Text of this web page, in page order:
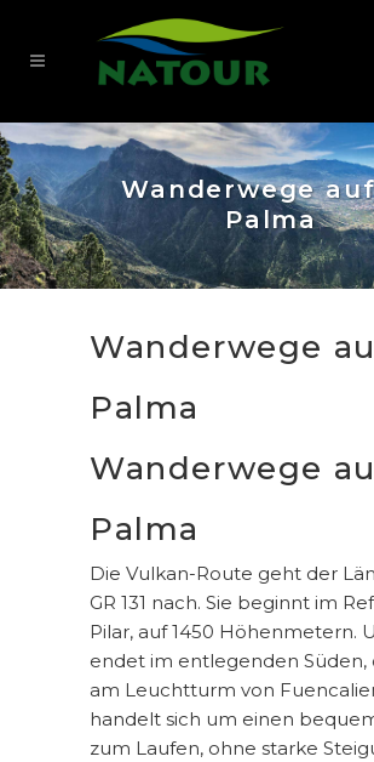
Wanderwege
Palma
Wanderwege
Palma
Wanderwege
Palma
Die Vulkan-Route geht der
GR 131 nach. Sie beginnt im
Pilar, auf 1450 Höhenmetern.
endet im entlegenden Süden,
am Leuchtturm von
handelt sich um einen
zum Laufen, ohne starke